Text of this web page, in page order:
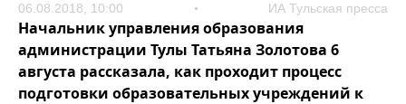
06.08.2018, 10:00 ИА Тульская пресса
Начальник управления образования
администрации Тулы Татьяна Золотова 6
августа рассказала, как проходит процесс
подготовки образовательных учреждений к